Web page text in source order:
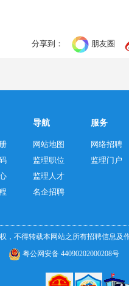
分享到： 朋友圈
导航
网站地图
监理职位
监理人才
名企招聘
服务
网络招聘
监理门户
，不得转载本网站之所有招聘信息及
粤公网安备 44090202000208号